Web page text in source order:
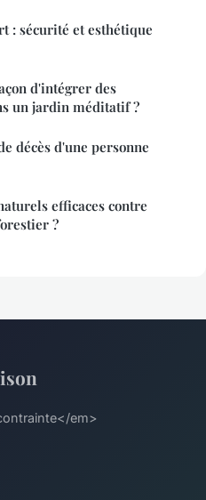
: sécurité et esthétique
d'intégrer des
un jardin méditatif ?
décès d'une personne
efficaces contre
?
em>